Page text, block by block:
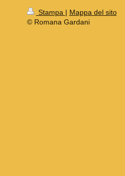
Stampa | Mappa del sito
© Romana Gardani